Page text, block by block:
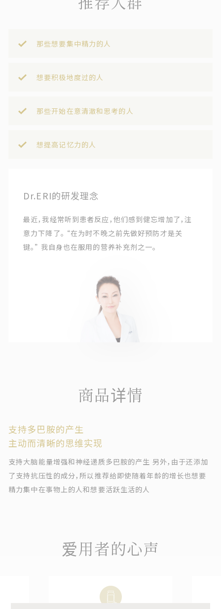
那些想要集中精力的人
想要积极地度过的人
那些开始在意清澈和思考的人
想提高记忆力的人
Dr.ERI的研发理念
最近，我经常听到患者反应，他们感到健忘增加了，注
意力下降了。 “在为时不晚之前先做好预防才是关
键。” 我自身也在服用的营养补充剂之一。
商品详情
支持多巴胺的产生
主动而清晰的思维实现
支持大脑能量增强和神经递质多巴胺的产生 另外，由于还添加
了支持抗压性的成分，所以推荐给即使随着年龄的增长也想要
精力集中在事物上的人和想要活跃生活的人
爱用者的心声